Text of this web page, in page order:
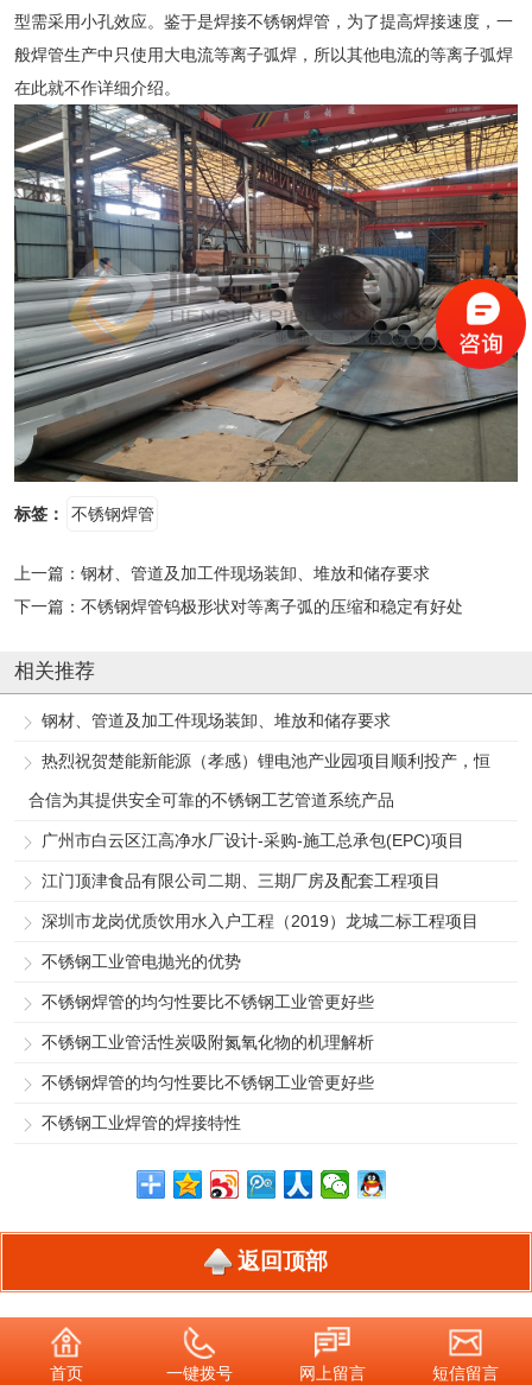
型需采用小孔效应。鉴于是焊接不锈钢焊管，为了提高焊接速度，一
般焊管生产中只使用大电流等离子弧焊，所以其他电流的等离子弧焊
在此就不作详细介绍。
标签： 不锈钢焊管
上一篇： 钢材、管道及加工件现场装卸、堆放和储存要求
下一篇： 不锈钢焊管钨极形状对等离子弧的压缩和稳定有好处
相关推荐
钢材、管道及加工件现场装卸、堆放和储存要求
热烈祝贺楚能新能源（孝感）锂电池产业园项目顺利投产，恒
合信为其提供安全可靠的不锈钢工艺管道系统产品
广州市白云区江高净水厂设计-采购-施工总承包(EPC)项目
江门顶津食品有限公司二期、三期厂房及配套工程项目
深圳市龙岗优质饮用水入户工程（2019）龙城二标工程项目
不锈钢工业管电抛光的优势
不锈钢焊管的均匀性要比不锈钢工业管更好些
不锈钢工业管活性炭吸附氮氧化物的机理解析
不锈钢焊管的均匀性要比不锈钢工业管更好些
不锈钢工业焊管的焊接特性
首页 一键拨号 网上留言 短信留言
返回顶部